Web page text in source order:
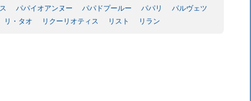
パパイオアンヌー パパドプールー パパリ
パルヴェツ
リ・タオ リクーリオティス リスト リラン